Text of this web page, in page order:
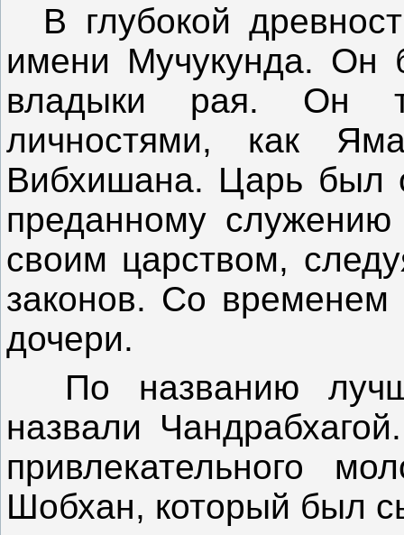
В глубокой
имени Мучукунда.
владыки рая. Он
личностями, как
Вибхишана. Царь был
преданному
своим царством,
законов. Со временем
дочери.
По названию
назвали
привлекательного
Шобхан, который был